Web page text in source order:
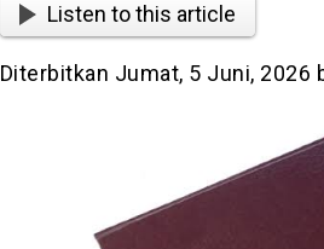
Listen to this article
Diterbitkan Jumat, 5 Juni, 2026